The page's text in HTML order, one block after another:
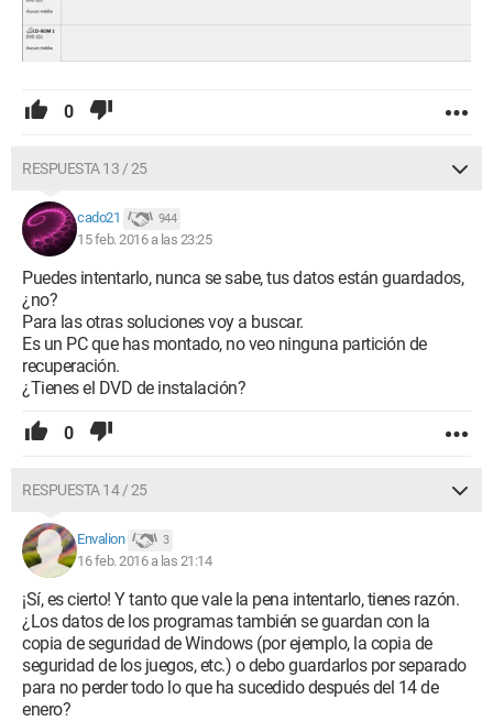
0
RESPUESTA 13 / 25
cado21 944
15 feb. 2016 a las 23:25
Puedes intentarlo, nunca se sabe, tus datos están guardados,
¿no?
Para las otras soluciones voy a buscar.
Es un PC que has montado, no veo ninguna partición de
recuperación.
¿Tienes el DVD de instalación?
0
RESPUESTA 14 / 25
Envalion 3
16 feb. 2016 a las 21:14
¡Sí, es cierto! Y tanto que vale la pena intentarlo, tienes razón.
¿Los datos de los programas también se guardan con la
copia de seguridad de Windows (por ejemplo, la copia de
seguridad de los juegos, etc.) o debo guardarlos por separado
para no perder todo lo que ha sucedido después del 14 de
enero?